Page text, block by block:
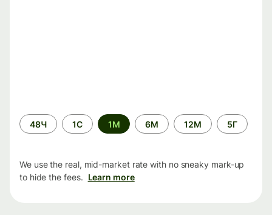
Time
period
48Ч 1С 1М 6М 12М 5Г
We use the real, mid-market rate with no sneaky mark-up
to hide the fees. Learn more